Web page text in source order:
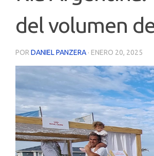
del volumen
POR DANIEL PANZERA · ENERO 20, 2025